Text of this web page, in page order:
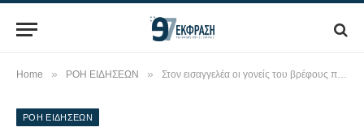
Home » ΡΟΗ ΕΙΔΗΣΕΩΝ » Στον εισαγγελέα οι γονείς του βρέφους που πέθανε στην Κω
ΡΟΗ ΕΙΔΗΣΕΩΝ